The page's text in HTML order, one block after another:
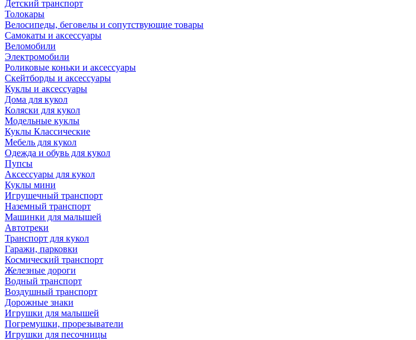
Детский транспорт
Толокары
Велосипеды, беговелы и сопутствующие товары
Самокаты и аксессуары
Веломобили
Электромобили
Роликовые коньки и аксессуары
Скейтборды и аксессуары
Куклы и аксессуары
Дома для кукол
Коляски для кукол
Модельные куклы
Куклы Классические
Мебель для кукол
Одежда и обувь для кукол
Пупсы
Аксессуары для кукол
Куклы мини
Игрушечный транспорт
Наземный транспорт
Машинки для малышей
Автотреки
Транспорт для кукол
Гаражи, парковки
Космический транспорт
Железные дороги
Водный транспорт
Воздушный транспорт
Дорожные знаки
Игрушки для малышей
Погремушки, прорезыватели
Игрушки для песочницы